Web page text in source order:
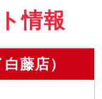
情報
藤店）